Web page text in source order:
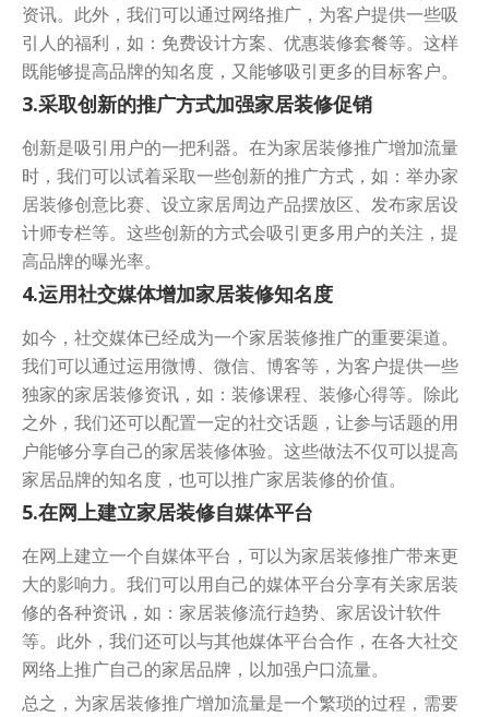
资讯。此外，我们可以通过网络推广，为客户提供一些吸
引人的福利，如：免费设计方案、优惠装修套餐等。这样
既能够提高品牌的知名度，又能够吸引更多的目标客户。
3.采取创新的推广方式加强家居装修促销
创新是吸引用户的一把利器。在为家居装修推广增加流量
时，我们可以试着采取一些创新的推广方式，如：举办家
居装修创意比赛、设立家居周边产品摆放区、发布家居设
计师专栏等。这些创新的方式会吸引更多用户的关注，提
高品牌的曝光率。
4.运用社交媒体增加家居装修知名度
如今，社交媒体已经成为一个家居装修推广的重要渠道。
我们可以通过运用微博、微信、博客等，为客户提供一些
独家的家居装修资讯，如：装修课程、装修心得等。除此
之外，我们还可以配置一定的社交话题，让参与话题的用
户能够分享自己的家居装修体验。这些做法不仅可以提高
家居品牌的知名度，也可以推广家居装修的价值。
5.在网上建立家居装修自媒体平台
在网上建立一个自媒体平台，可以为家居装修推广带来更
大的影响力。我们可以用自己的媒体平台分享有关家居装
修的各种资讯，如：家居装修流行趋势、家居设计软件
等。此外，我们还可以与其他媒体平台合作，在各大社交
网络上推广自己的家居品牌，以加强户口流量。
总之，为家居装修推广增加流量是一个繁琐的过程，需要